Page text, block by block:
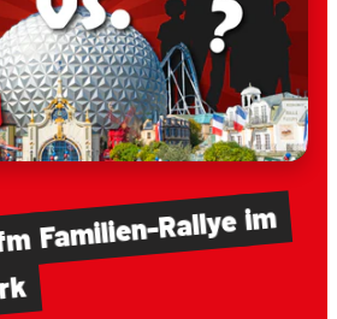
Familien-Rallyeim